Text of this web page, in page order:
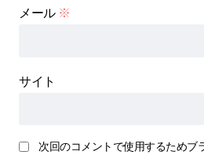
メール ※
サイト
次回のコメントで使用するためブ